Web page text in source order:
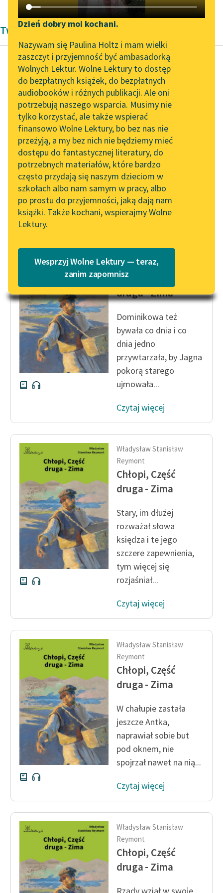
Katalog DAISY
Podkasty o książkach
Zgłoś brak utworu
Aktualności
„Prokurator Alicja Horn”
do słuchania
Byliśmy częścią AI Impact
Lab
Zapraszamy na spotkanie
online z tłumaczkami
literatury skandynawskiej
Spotkanie z Katarzyną
Tunkiel w Oslo
102. lata temu zmarł
Joseph Conrad
Lektury szkolne i klasyka
literatury do słuchania dla
uczennic i uczniów z
niepełnosprawnościami
E-kolekcja lektur
szkolnych i literatury do
słuchania dla uczennic i
uczniów z
niepełnosprawnościami
skandynawskiej literatury
feministycznej
Ręce pełne poezji
Kolekcje edukacyjne
twórców przechodzących
do domeny publicznej,
lektur szkolnych oraz
Starego Testamentu
Odkurzamy bohaterów
Szkoła Poezji Wolnych
Lektur
Narzędzia
Mapa Wolnych Lektur
Leśmianator
Przewodnik dla piszących i
czytających
API
OAI-PMH
Widget Wolnych Lektur
Przypisy
Katalog w formacie PDF
Kontakt
O projekcie
Zasady wykorzystania
Wolnych Lektur
Logotypy
Materiały promocyjne
Polityka prywatności
Regulamin biblioteki
Dane fundacji i
sprawozdania finansowe
Regulamin darowizn
Informacja o treściach
wrażliwych
Deklaracja dostępności
Dzień dobry moi kochani.
Nazywam się Paulina Holtz i mam wielki
zaszczyt i przyjemność być ambasadorką
Wolnych Lektur. Wolne Lektury to dostęp
do bezpłatnych książek, do bezpłatnych
audiobooków i różnych publikacji. Ale oni
potrzebują naszego wsparcia. Musimy nie
tylko korzystać, ale także wspierać
finansowo Wolne Lektury, bo bez nas nie
przeżyją, a my bez nich nie będziemy mieć
dostępu do fantastycznej literatury, do
potrzebnych materiałów, które bardzo
często przydają się naszym dzieciom w
szkołach albo nam samym w pracy, albo
po prostu do przyjemności, jaką dają nam
książki. Także kochani, wspierajmy Wolne
Lektury.
Wesprzyj Wolne Lektury — teraz,
zanim zapomnisz
Twórczość Pozytywizm
Władysław Stanisław
Reymont
Chłopi, Część
druga - Zima
A nawet stary Szymon,
sołtys, powiedział mu
prosto w oczy, jak to u
niego było...
Czytaj więcej
Władysław Stanisław
Reymont
Chłopi, Część
druga - Zima
Dominikowa też
bywała co dnia i co
dnia jedno
przywtarzała, by Jagna
pokorą starego
ujmowała...
Czytaj więcej
Władysław Stanisław
Reymont
Chłopi, Część
druga - Zima
Stary, im dłużej
rozważał słowa
księdza i te jego
szczere zapewnienia,
tym więcej się
rozjaśniał...
Czytaj więcej
Władysław Stanisław
Reymont
Chłopi, Część
druga - Zima
W chałupie zastała
jeszcze Antka,
naprawiał sobie but
pod oknem, nie
spojrzał nawet na nią...
Czytaj więcej
Władysław Stanisław
Reymont
Chłopi, Część
druga - Zima